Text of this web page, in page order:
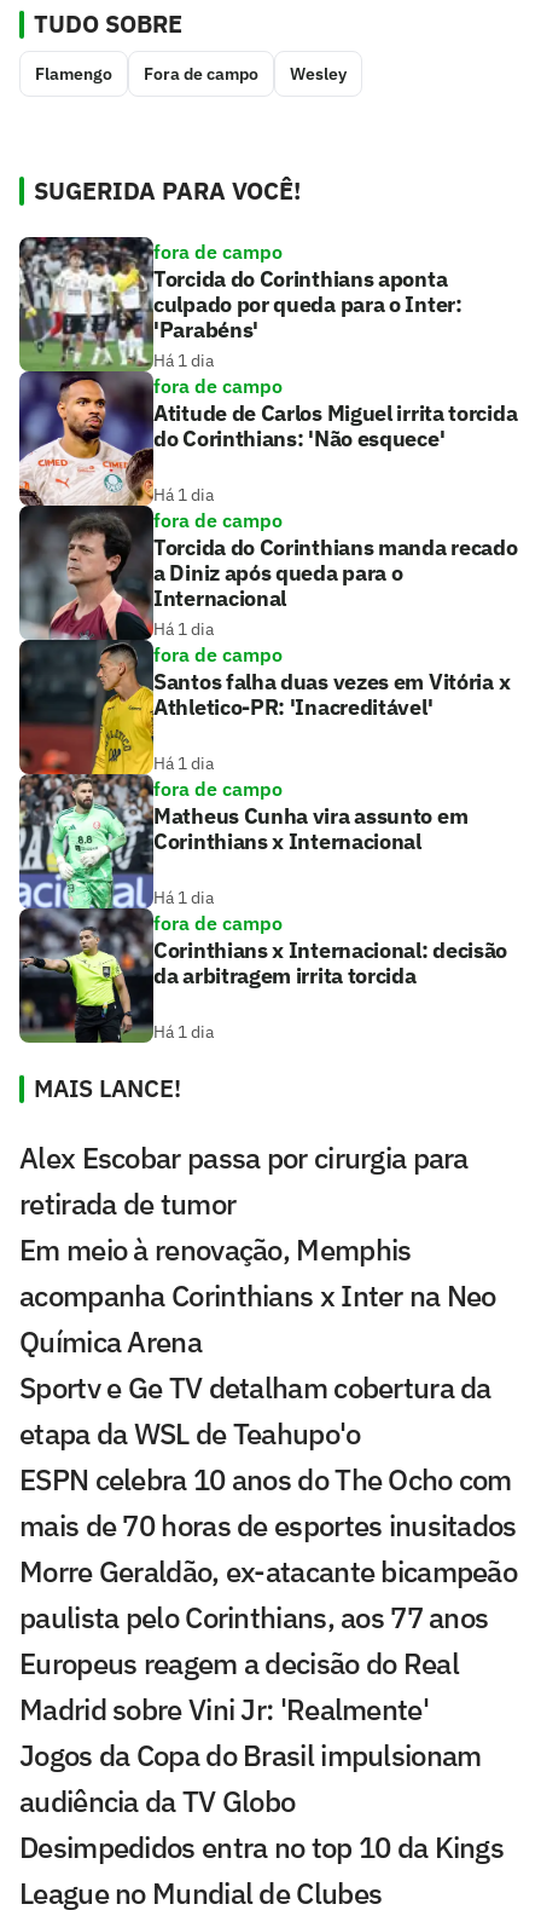
TUDO SOBRE
Flamengo Fora de campo Wesley
SUGERIDA PARA VOCÊ!
fora de campo
Torcida do Corinthians aponta
culpado por queda para o Inter:
'Parabéns'
Há 1 dia
fora de campo
Atitude de Carlos Miguel irrita torcida
do Corinthians: 'Não esquece'
Há 1 dia
fora de campo
Torcida do Corinthians manda recado
a Diniz após queda para o
Internacional
Há 1 dia
fora de campo
Santos falha duas vezes em Vitória x
Athletico-PR: 'Inacreditável'
Há 1 dia
fora de campo
Matheus Cunha vira assunto em
Corinthians x Internacional
Há 1 dia
fora de campo
Corinthians x Internacional: decisão
da arbitragem irrita torcida
Há 1 dia
MAIS LANCE!
Alex Escobar passa por cirurgia para
retirada de tumor
Em meio à renovação, Memphis
acompanha Corinthians x Inter na Neo
Química Arena
Sportv e Ge TV detalham cobertura da
etapa da WSL de Teahupo'o
ESPN celebra 10 anos do The Ocho com
mais de 70 horas de esportes inusitados
Morre Geraldão, ex-atacante bicampeão
paulista pelo Corinthians, aos 77 anos
Europeus reagem a decisão do Real
Madrid sobre Vini Jr: 'Realmente'
Jogos da Copa do Brasil impulsionam
audiência da TV Globo
Desimpedidos entra no top 10 da Kings
League no Mundial de Clubes